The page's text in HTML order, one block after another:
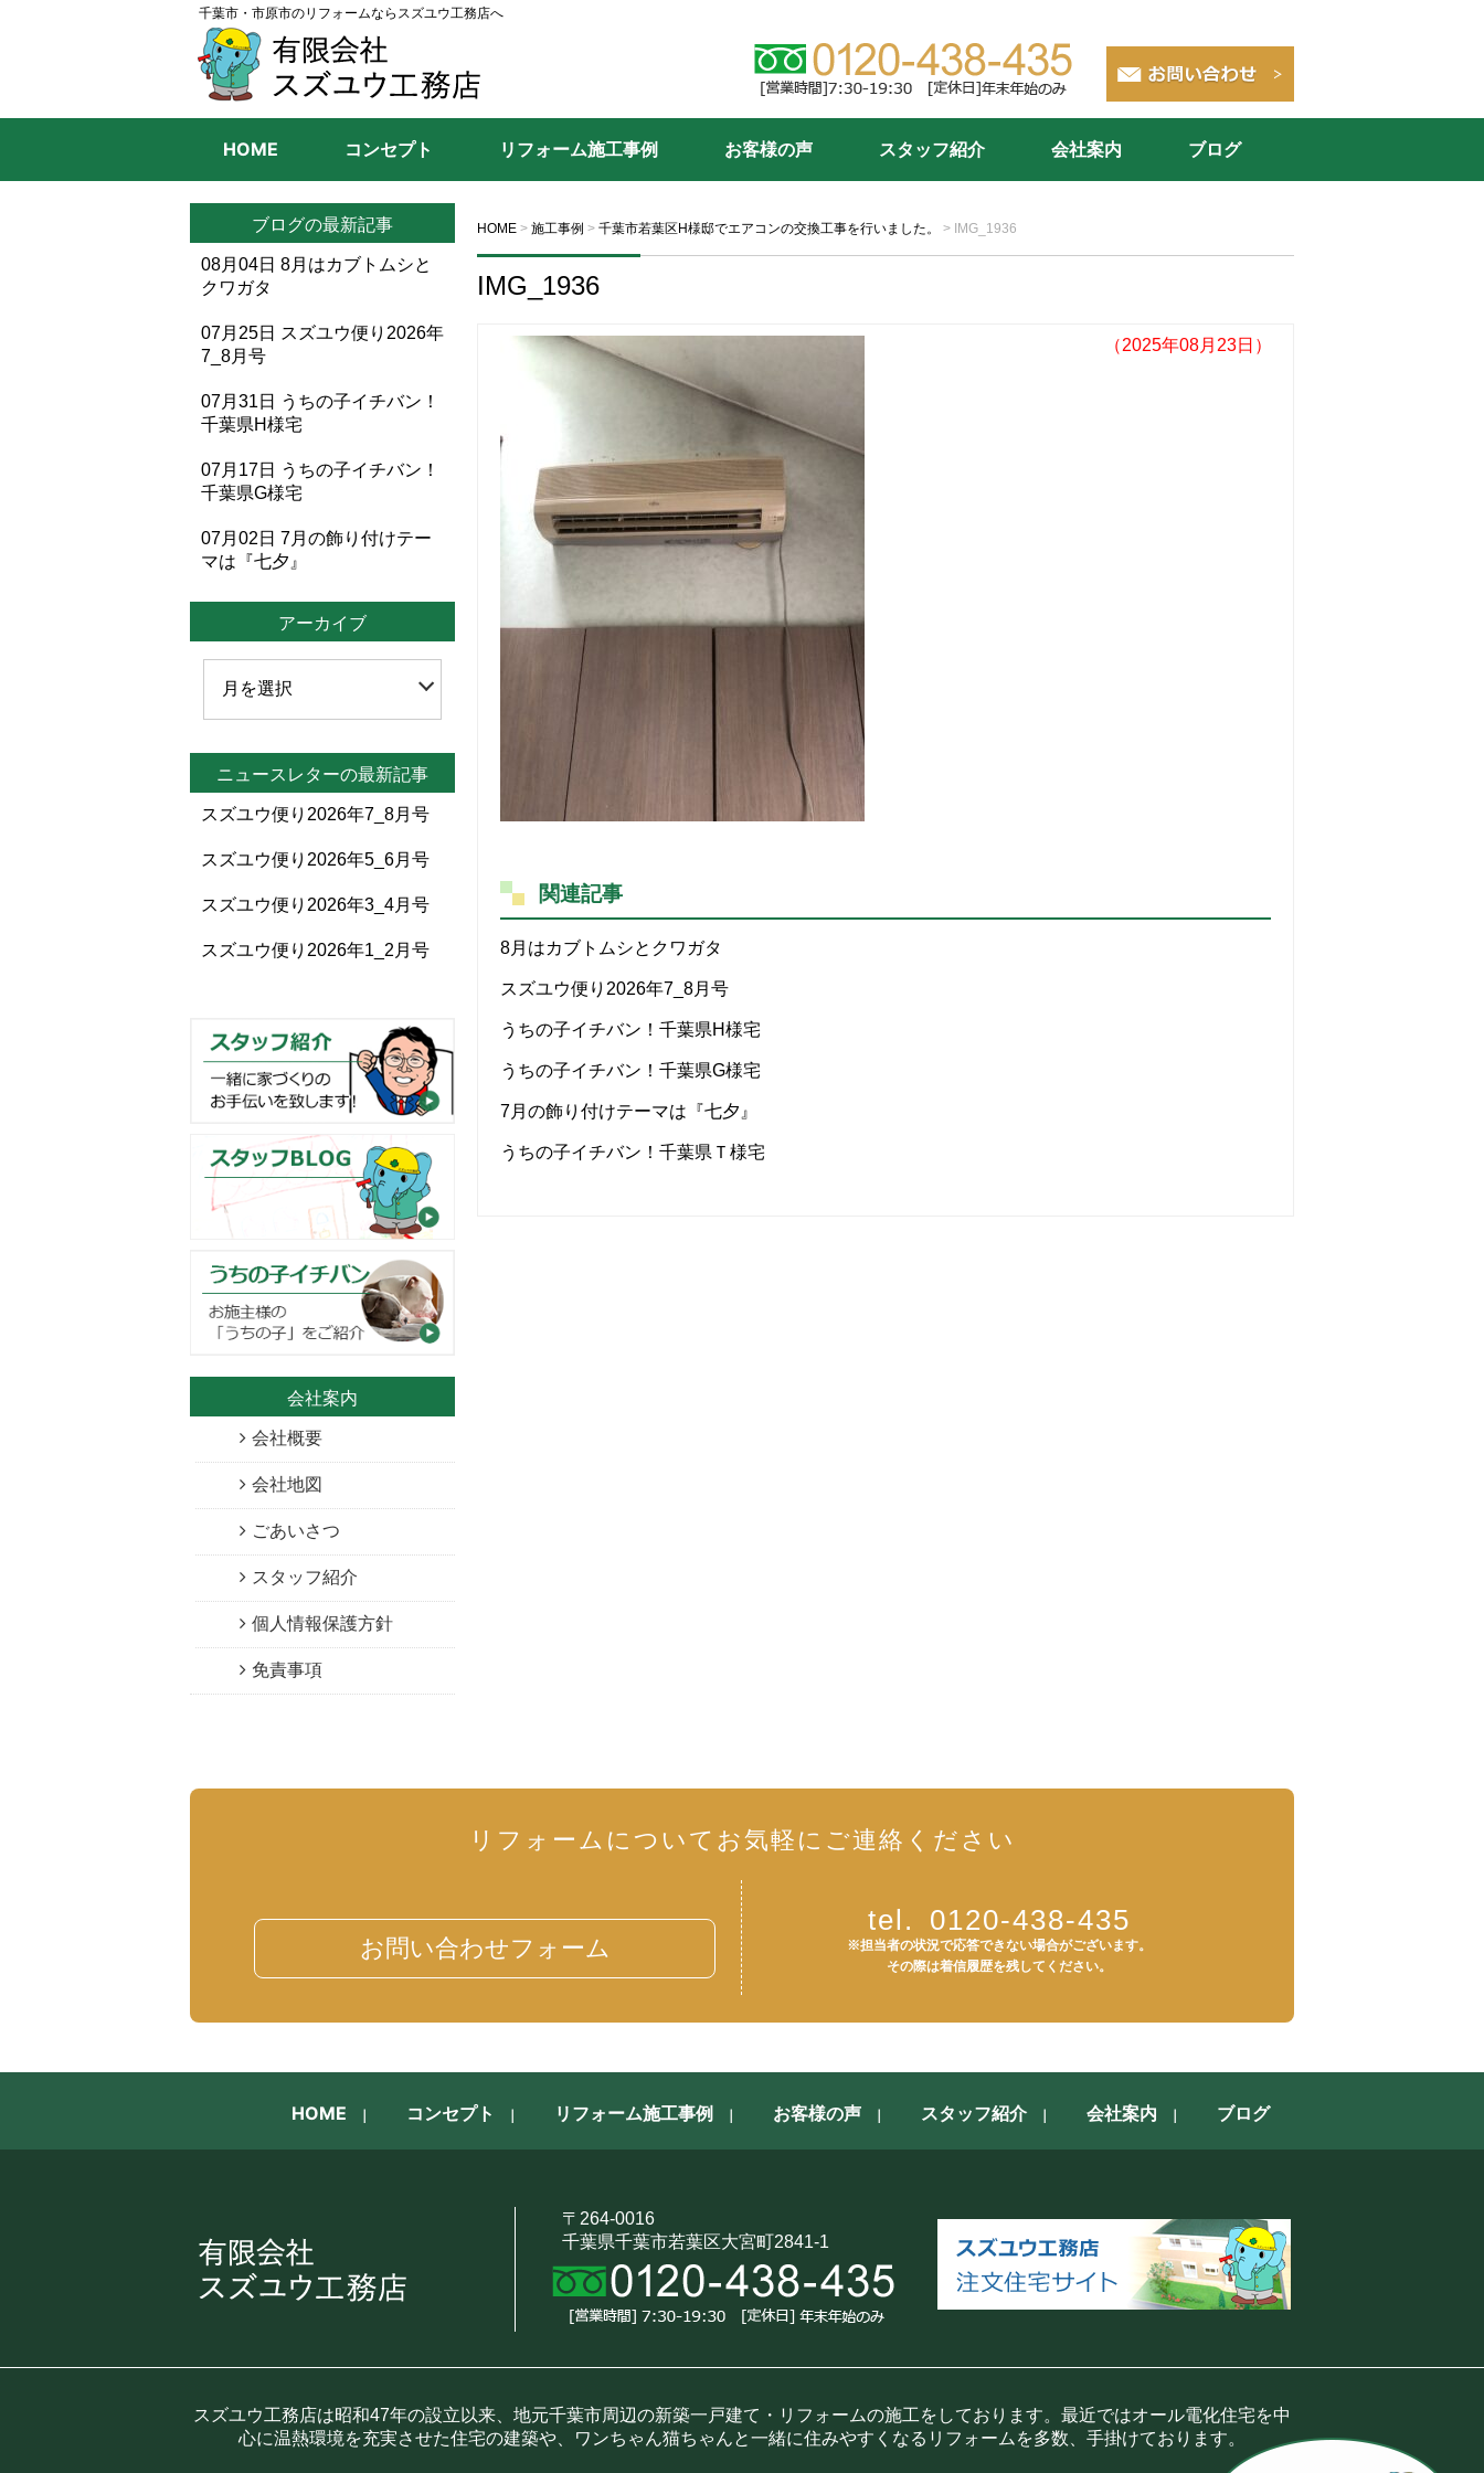
千葉市・市原市のリフォームならスズユウ工務店へ
HOME コンセプト リフォーム施工事例 お客様の声 スタッフ紹介 会社案内 ブログ
HOME > 施工事例 > 千葉市若葉区H様邸でエアコンの交換工事を行いました。 > IMG_1936
IMG_1936
（2025年08月23日）
関連記事
8月はカブトムシとクワガタ
スズユウ便り2026年7_8月号
うちの子イチバン！千葉県H様宅
うちの子イチバン！千葉県G様宅
7月の飾り付けテーマは『七夕』
うちの子イチバン！千葉県Ｔ様宅
ブログの最新記事
08月04日 8月はカブトムシと
クワガタ
07月25日 スズユウ便り2026年
7_8月号
07月31日
うちの子イチバン！
千葉県H様宅
07月17日
うちの子イチバン！
千葉県G様宅
07月02日 7月の飾り付けテー
マは『七夕』
アーカイブ
ニュースレターの最新記事
スズユウ便り2026年7_8月号
スズユウ便り2026年5_6月号
スズユウ便り2026年3_4月号
スズユウ便り2026年1_2月号
会社案内
会社概要
会社地図
ごあいさつ
スタッフ紹介
個人情報保護方針
免責事項
リフォームについて お気軽にご連絡ください
お問い合わせフォーム
tel. 0120-438-435
※担当者の状況で応答できない場合がございます。
その際は着信履歴を残してください。
HOME コンセプト リフォーム施工事例 お客様の声 スタッフ紹介 会社案内 ブログ
〒264-0016
千葉県千葉市若葉区大宮町2841-1
スズユウ工務店は昭和47年の設立以来、地元千葉市周辺の新築一戸建て・リフォームの施工をしております。最近ではオール電化住宅を中
心に温熱環境を充実させた住宅の建築や、ワンちゃん猫ちゃんと一緒に住みやすくなるリフォームを多数、手掛けております。